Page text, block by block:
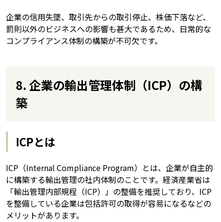
企業の信用失墜、取引先からの取引停止、株価下落など、
罰則以外のビジネスへの影響も甚大であるため、日常的な
コンプライアンス体制の構築が不可欠です。
8. 企業の輸出管理体制（ICP）の構
築
ICPとは
ICP（Internal Compliance Program）とは、企業が自主的
に構築する輸出管理の社内体制のことです。経済産業省は
「輸出管理内部規程（ICP）」の整備を推奨しており、ICP
を整備している企業は包括許可の取得が容易になるなどの
メリットがあります。